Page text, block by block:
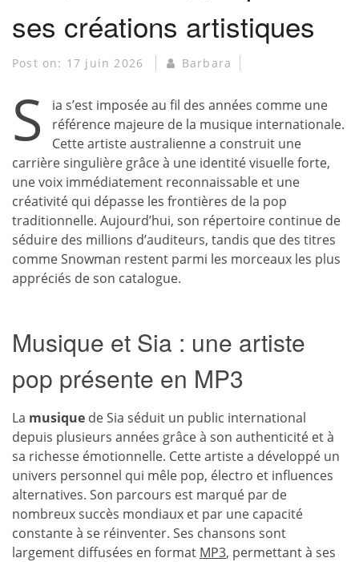
ses créations artistiques
Post on: 17 juin 2026 Barbara
S
ia s’est imposée au fil des années comme une
référence majeure de la musique internationale.
Cette artiste australienne a construit une
carrière singulière grâce à une identité visuelle forte,
une voix immédiatement reconnaissable et une
créativité qui dépasse les frontières de la pop
traditionnelle. Aujourd’hui, son répertoire continue de
séduire des millions d’auditeurs, tandis que des titres
comme Snowman restent parmi les morceaux les plus
appréciés de son catalogue.
Musique et Sia : une artiste
pop présente en MP3
La musique de Sia séduit un public international
depuis plusieurs années grâce à son authenticité et à
sa richesse émotionnelle. Cette artiste a développé un
univers personnel qui mêle pop, électro et influences
alternatives. Son parcours est marqué par de
nombreux succès mondiaux et par une capacité
constante à se réinventer. Ses chansons sont
largement diffusées en format MP3, permettant à ses